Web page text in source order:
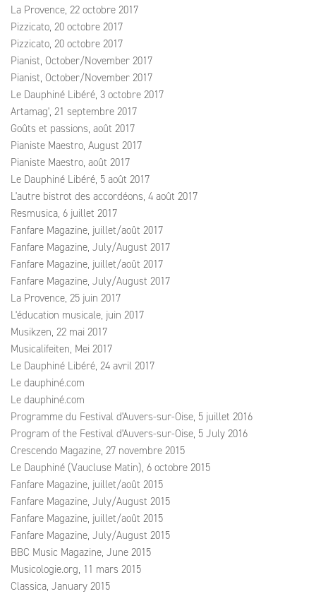
La Provence, 22 octobre 2017
Pizzicato, 20 octobre 2017
Pizzicato, 20 octobre 2017
Pianist, October/November 2017
Pianist, October/November 2017
Le Dauphiné Libéré, 3 octobre 2017
Artamag', 21 septembre 2017
Goûts et passions, août 2017
Pianiste Maestro, August 2017
Pianiste Maestro, août 2017
Le Dauphiné Libéré, 5 août 2017
L'autre bistrot des accordéons, 4 août 2017
Resmusica, 6 juillet 2017
Fanfare Magazine, juillet/août 2017
Fanfare Magazine, July/August 2017
Fanfare Magazine, juillet/août 2017
Fanfare Magazine, July/August 2017
La Provence, 25 juin 2017
L'éducation musicale, juin 2017
Musikzen, 22 mai 2017
Musicalifeiten, Mei 2017
Le Dauphiné Libéré, 24 avril 2017
Le dauphiné.com
Le dauphiné.com
Programme du Festival d'Auvers-sur-Oise, 5 juillet 2016
Program of the Festival d'Auvers-sur-Oise, 5 July 2016
Crescendo Magazine, 27 novembre 2015
Le Dauphiné (Vaucluse Matin), 6 octobre 2015
Fanfare Magazine, juillet/août 2015
Fanfare Magazine, July/August 2015
Fanfare Magazine, juillet/août 2015
Fanfare Magazine, July/August 2015
BBC Music Magazine, June 2015
Musicologie.org, 11 mars 2015
Classica, January 2015